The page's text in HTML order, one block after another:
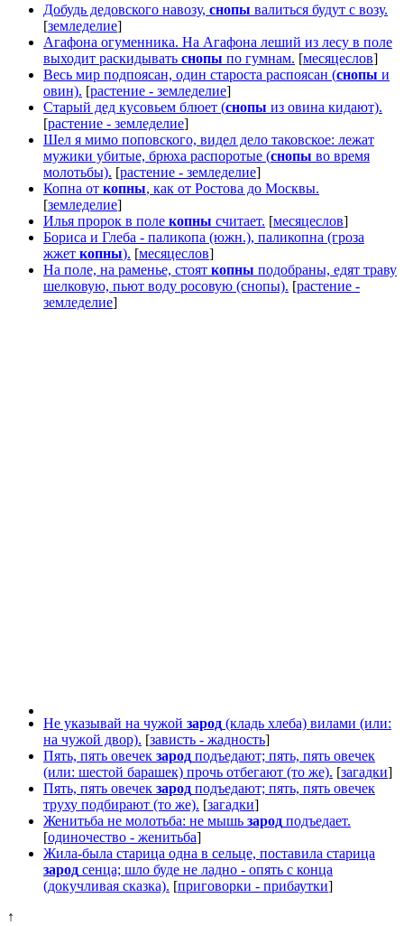
Добудь дедовского навозу, снопы валиться будут с возу.
[земледелие]
Агафона огуменника. На Агафона леший из лесу в поле
выходит раскидывать снопы по гумнам. [месяцеслов]
Весь мир подпоясан, один староста распоясан (снопы и
овин). [растение - земледелие]
Старый дед кусовьем блюет (снопы из овина кидают).
[растение - земледелие]
Шел я мимо поповского, видел дело таковское: лежат
мужики убитые, брюха распоротые (снопы во время
молотьбы). [растение - земледелие]
Копна от копны, как от Ростова до Москвы.
[земледелие]
Илья пророк в поле копны считает. [месяцеслов]
Бориса и Глеба - паликопа (южн.), паликопна (гроза
жжет копны). [месяцеслов]
На поле, на раменье, стоят копны подобраны, едят траву
шелковую, пьют воду росовую (снопы). [растение -
земледелие]
Не указывай на чужой зарод (кладь хлеба) вилами (или:
на чужой двор). [зависть - жадность]
Пять, пять овечек зарод подъедают; пять, пять овечек
(или: шестой барашек) прочь отбегают (то же). [загадки]
Пять, пять овечек зарод подъедают; пять, пять овечек
труху подбирают (то же). [загадки]
Женитьба не молотьба: не мышь зарод подъедает.
[одиночество - женитьба]
Жила-была старица одна в сельце, поставила старица
зарод сенца; шло буде не ладно - опять с конца
(докучливая сказка). [приговорки - прибаутки]
↑